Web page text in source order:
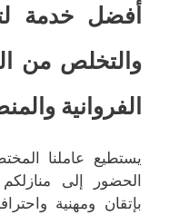
أفضل خدمة
والتخلص من
الفروانية
يستطيع عاملنا
الحضور إلى
بإتقان ومهنية